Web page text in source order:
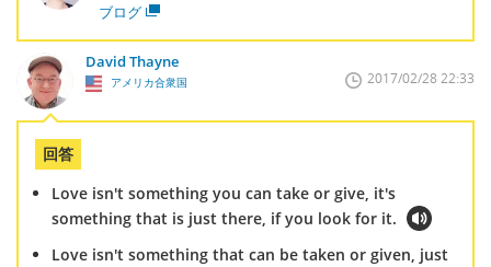
ブログ
David Thayne
アメリカ合衆国 2017/02/28 22:33
回答
Love isn't something you can take or give, it's
something that is just there, if you look for it.
Love isn't something that can be taken or given, just